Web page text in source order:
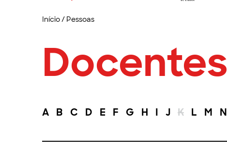
Início/ Pessoas
Docentes
A B C D E F G H I J K L M N